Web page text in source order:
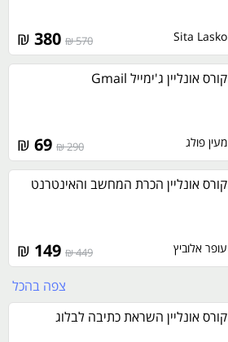
Sita Lasko
570 ₪
₪
קורס אונליין ג'ימייל Gmail
מעין פולג 290 ₪
₪
קורס אונליין הכרת המחשב והאינטרנט
עופר אלוביץ 449 ₪
₪
צפה בהכל
קורס אונליין השראת כתיבה לבלוג